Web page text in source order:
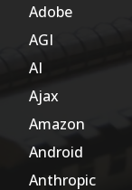
Adobe
AGI
AI
Ajax
Amazon
Android
Anthropic